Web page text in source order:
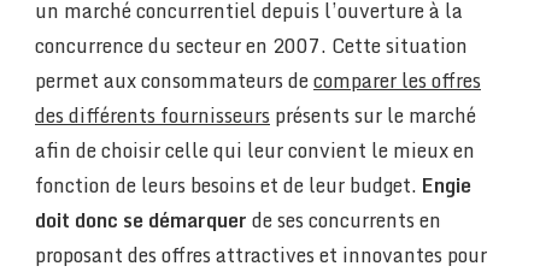
un marché concurrentiel depuis l’ouverture à la
concurrence du secteur en 2007. Cette situation
permet aux consommateurs decomparer les offres
des différents fournisseurs présents sur le marché
afin de choisir celle qui leur convient le mieux en
fonction de leurs besoins et de leur budget. Engie
doit donc se démarquerde ses concurrents en
proposant des offres attractives et innovantes pour